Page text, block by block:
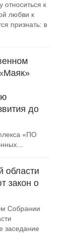
к
любви к
признать: в
до
«ПО
области
закон о
Собрании
заседание